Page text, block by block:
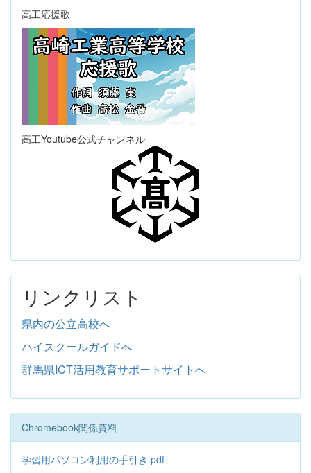
高工応援歌
高工Youtube公式チャンネル
リンクリスト
県内の公立高校へ
ハイスクールガイドへ
群馬県ICT活用教育サポートサイトへ
Chromebook関係資料
学習用パソコン利用の手引き.pdf